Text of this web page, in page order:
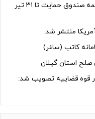
خبر مهم برای وکلا: مهلت پرداخت حق بیمه صندوق حمایت تا ۳۱ تیر
منتشر شد.
کاتب (ساغر)
صلح استان گیلان
در قوه قضاییه تصویب شد: